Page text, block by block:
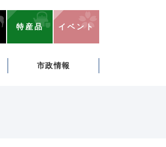
特産品 イベント
市政情報